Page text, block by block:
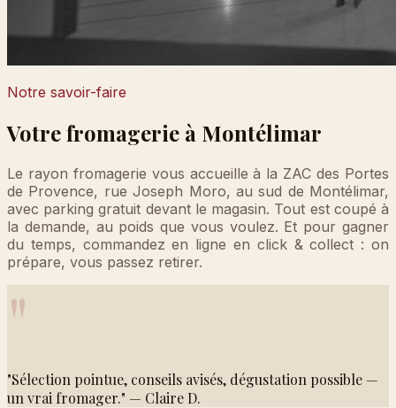
Notre savoir-faire
Votre fromagerie à Montélimar
Le rayon fromagerie vous accueille à la ZAC des Portes
de Provence, rue Joseph Moro, au sud de Montélimar,
avec parking gratuit devant le magasin. Tout est coupé à
la demande, au poids que vous voulez. Et pour gagner
du temps, commandez en ligne en click & collect : on
prépare, vous passez retirer.
"
"Sélection pointue, conseils avisés, dégustation possible —
un vrai fromager." — Claire D.